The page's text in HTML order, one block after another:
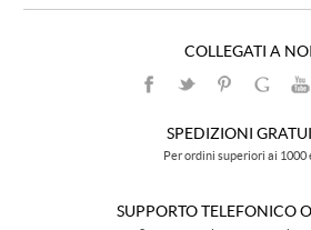
COLLEGATI A NOI
SPEDIZIONI
Per ordini superiori ai 1000
SUPPORTO TELEFONICO